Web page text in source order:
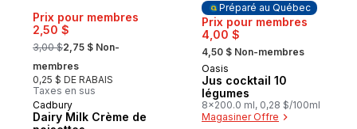
Prix pour membres
2,50 $
, formerly:
3,00 $2,75 $ Non-
membres
0,25 $ DE RABAIS
Taxes en sus
Cadbury
Dairy Milk Crème de
Préparé au Québec
Prix pour membres
4,00 $
, formerly:
4,50 $ Non-membres
Préparé au Québec
Oasis
Jus cocktail 10
légumes
8x200.0 ml, 0,28 $/100ml
Magasiner Offre